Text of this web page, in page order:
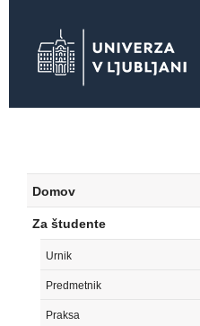
Domov
Za študente
Urnik
Predmetnik
Praksa